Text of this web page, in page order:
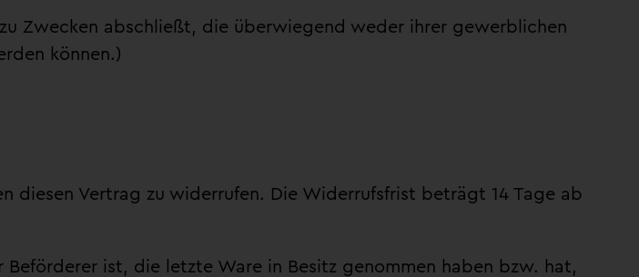
Zwecken abschließt, die überwiegend weder ihrer gewerblichen
können.)
diesen Vertrag zu widerrufen. Die Widerrufsfrist beträgt 14 Tage ab
ist, die letzte Ware in Besitz genommen haben bzw. hat,